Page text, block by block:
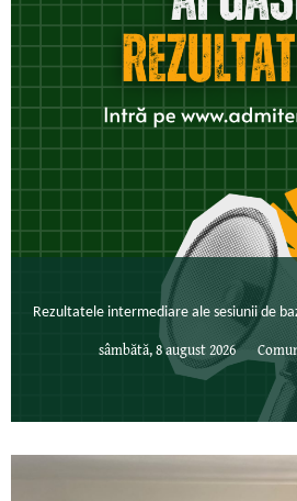
Rezultatele intermediare ale sesiunii de
sâmbătă, 8 august 2026